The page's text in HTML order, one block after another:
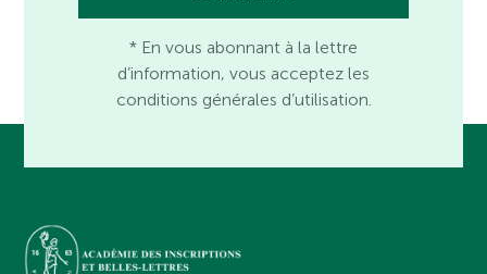
* En vous abonnant à la lettre
d’information, vous acceptez les
conditions générales d’utilisation.